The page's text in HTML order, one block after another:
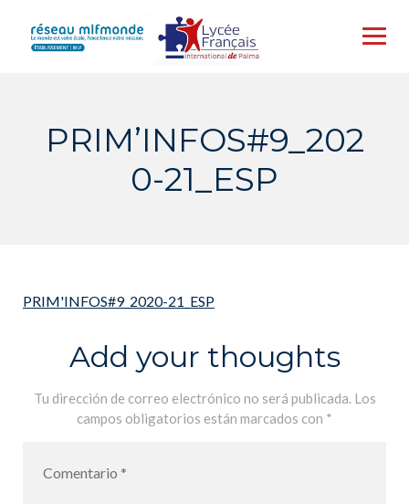
content
PRIM’INFOS#9_202
0-21_ESP
PRIM'INFOS#9_2020-21_ESP
Add your thoughts
Tu dirección de correo electrónico no será publicada. Los
campos obligatorios están marcados con *